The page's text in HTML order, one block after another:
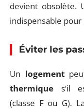
devient obsolète.
indispensable
Éviter les
Un logement
thermique s’il
(classe F ou G). La